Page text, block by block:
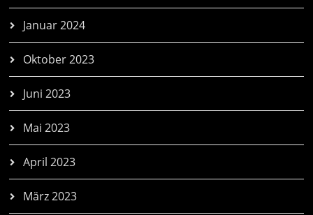
Januar 2024
Oktober 2023
Juni 2023
Mai 2023
April 2023
März 2023